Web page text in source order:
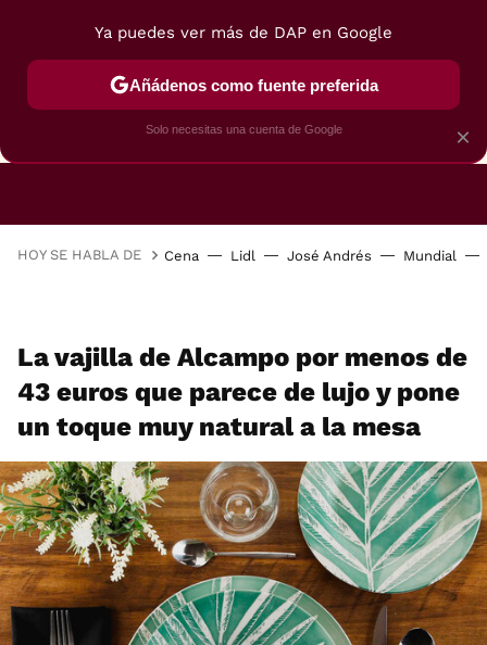
FREIDORAS DE AIRE GUÍAS DE
HOY SE HABLA DE Cena Lidl José Andrés Mundial
La vajilla de Alcampo por menos de
43 euros que parece de lujo y pone
un toque muy natural a la mesa
×
Ya puedes ver más de DAP en Google
Añádenos como fuente preferida
Solo necesitas una cuenta de Google